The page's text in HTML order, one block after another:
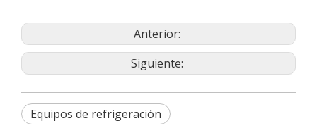
Anterior:
Siguiente:
Equipos de refrigeración